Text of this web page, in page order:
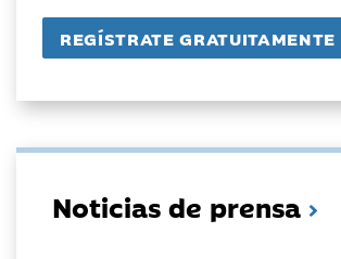
Noticias de prensa